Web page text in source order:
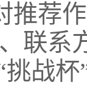
推荐
联系
挑战